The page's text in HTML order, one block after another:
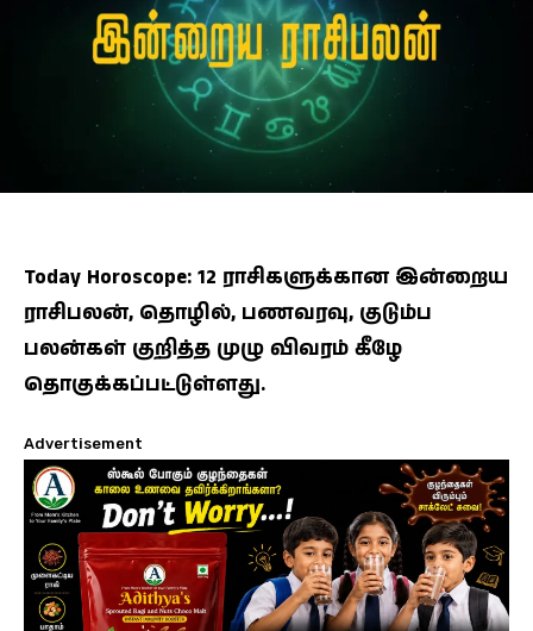
Today Horoscope: 12 ராசிகளுக்கான இன்றைய
ராசிபலன், தொழில், பணவரவு, குடும்ப
பலன்கள் குறித்த முழு விவரம் கீழே
தொகுக்கப்பட்டுள்ளது.
Advertisement